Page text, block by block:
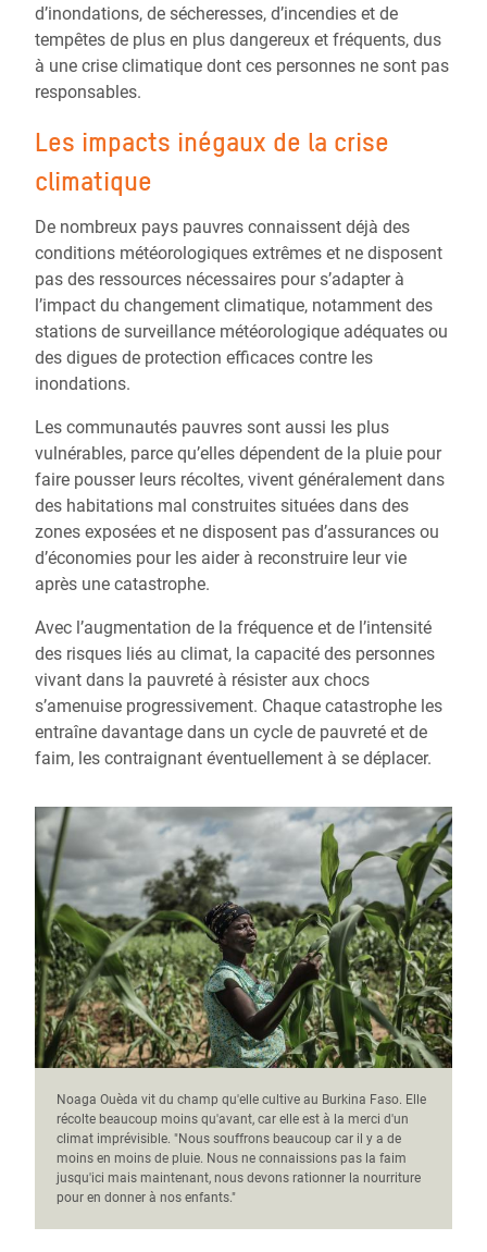
d’inondations, de sécheresses, d’incendies et de
tempêtes de plus en plus dangereux et fréquents, dus
à une crise climatique dont ces personnes ne sont pas
responsables.
Les impacts inégaux de la crise
climatique
De nombreux pays pauvres connaissent déjà des
conditions météorologiques extrêmes et ne disposent
pas des ressources nécessaires pour s’adapter à
l’impact du changement climatique, notamment des
stations de surveillance météorologique adéquates ou
des digues de protection efficaces contre les
inondations.
Les communautés pauvres sont aussi les plus
vulnérables, parce qu’elles dépendent de la pluie pour
faire pousser leurs récoltes, vivent généralement dans
des habitations mal construites situées dans des
zones exposées et ne disposent pas d’assurances ou
d’économies pour les aider à reconstruire leur vie
après une catastrophe.
Avec l’augmentation de la fréquence et de l’intensité
des risques liés au climat, la capacité des personnes
vivant dans la pauvreté à résister aux chocs
s’amenuise progressivement. Chaque catastrophe les
entraîne davantage dans un cycle de pauvreté et de
faim, les contraignant éventuellement à se déplacer.
Noaga Ouèda vit du champ qu'elle cultive au Burkina Faso. Elle
récolte beaucoup moins qu'avant, car elle est à la merci d'un
climat imprévisible. "Nous souffrons beaucoup car il y a de
moins en moins de pluie. Nous ne connaissions pas la faim
jusqu'ici mais maintenant, nous devons rationner la nourriture
pour en donner à nos enfants."